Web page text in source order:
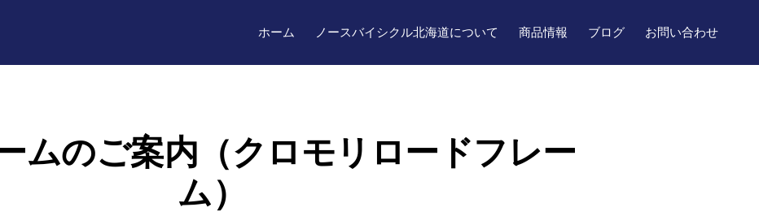
ホーム ノースバイシクル北海道について 商品情報 ブログ お問い合わせ
ムのご案内（クロモリロードフレー
ム）